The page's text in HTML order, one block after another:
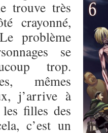
trouve très
crayonné,
problème
se
trop.
mêmes
j’arrive à
filles des
c’est un